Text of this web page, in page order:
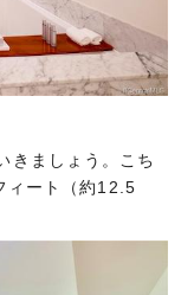
きましょう。こち
ィート（約12.5